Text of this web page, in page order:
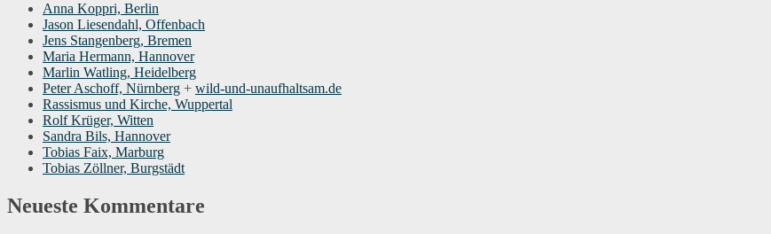
Anna Koppri, Berlin
Jason Liesendahl, Offenbach
Jens Stangenberg, Bremen
Maria Hermann, Hannover
Marlin Watling, Heidelberg
Peter Aschoff, Nürnberg + wild-und-unaufhaltsam.de
Rassismus und Kirche, Wuppertal
Rolf Krüger, Witten
Sandra Bils, Hannover
Tobias Faix, Marburg
Tobias Zöllner, Burgstädt
Neueste Kommentare